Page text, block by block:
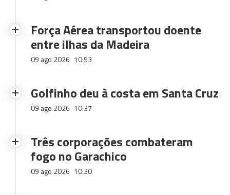
Força Aérea transportou doente
entre ilhas da Madeira
09 ago 2026 10:53
Golfinho deu à costa em Santa Cruz
09 ago 2026 10:37
Três corporações combateram
fogo no Garachico
09 ago 2026 10:30